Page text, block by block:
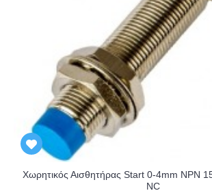
Χωρητικός Αισθητήρας Start 0-4mm NPN
NC